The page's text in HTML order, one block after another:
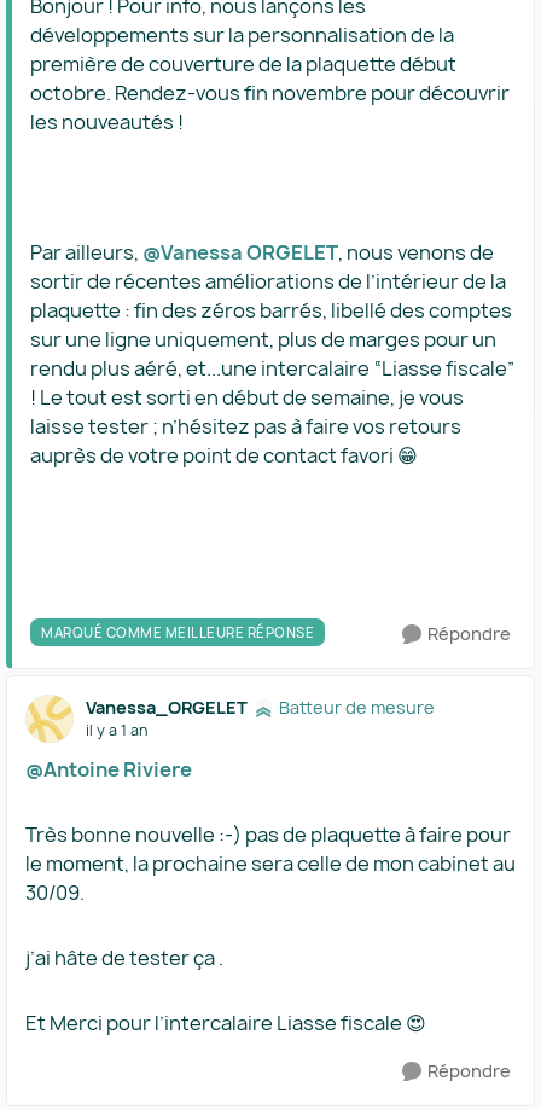
Bonjour ! Pour info, nous lançons les
développements sur la personnalisation de la
première de couverture de la plaquette début
octobre. Rendez-vous fin novembre pour découvrir
les nouveautés !
Par ailleurs, @Vanessa ORGELET, nous venons de
sortir de récentes améliorations de l’intérieur de la
plaquette : fin des zéros barrés, libellé des comptes
sur une ligne uniquement, plus de marges pour un
rendu plus aéré, et...une intercalaire “Liasse fiscale”
! Le tout est sorti en début de semaine, je vous
laisse tester ; n’hésitez pas à faire vos retours
auprès de votre point de contact favori 😁
MARQUÉ COMME MEILLEURE RÉPONSE Répondre
Vanessa_ORGELET Batteur de mesure
il y a 1 an
@Antoine Riviere
Très bonne nouvelle :-) pas de plaquette à faire pour
le moment, la prochaine sera celle de mon cabinet au
30/09.
j’ai hâte de tester ça .
Et Merci pour l’intercalaire Liasse fiscale 😍
Répondre